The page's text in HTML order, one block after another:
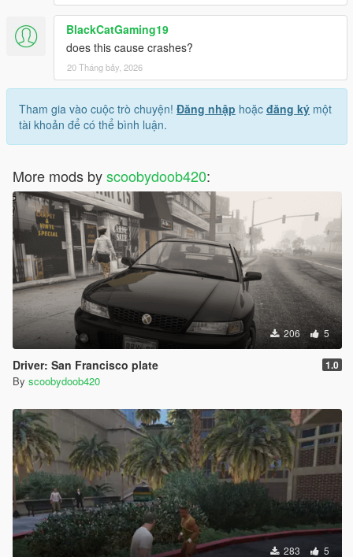
BlackCatGaming19
does this cause crashes?
20 Tháng bảy, 2026
Tham gia vào cuộc trò chuyện! Đăng nhập hoặc đăng ký một
tài khoản để có thể bình luận.
More mods byscoobydoob420:
206 5
Driver: San Francisco plate 1.0
By scoobydoob420
283 5